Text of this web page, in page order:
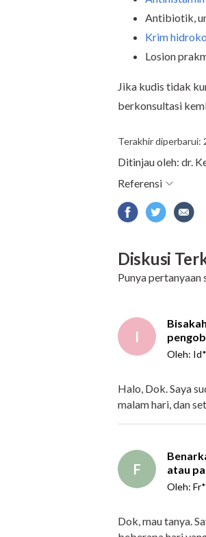
Antibiotik,
Krim
Losion
Jika kudis tidak
berkonsultasi
Terakhir diperbarui: